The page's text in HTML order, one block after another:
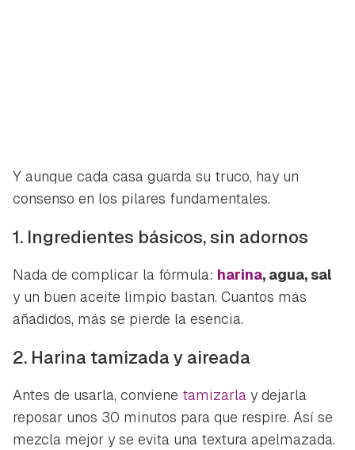
Guardar como favorito
Para poder guardar como favorito, primero has de
INICIAR SESIÓN CANCELAR
Y aunque cada casa guarda su truco, hay un
consenso en los pilares fundamentales.
1. Ingredientes básicos, sin adornos
Nada de complicar la fórmula: harina, agua, sal
y un buen aceite limpio bastan. Cuantos más
añadidos, más se pierde la esencia.
2. Harina tamizada y aireada
Antes de usarla, conviene tamizarla y dejarla
reposar unos 30 minutos para que respire. Así se
mezcla mejor y se evita una textura apelmazada.
Gracias por suscribirte a nuestro boletín.
ACEPTAR